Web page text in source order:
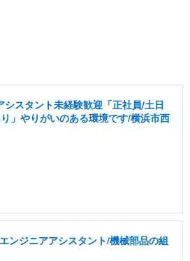
シスタント未経験歓迎「正社員/土日
」やりがいのある環境です/横浜市西
ンジニアアシスタント/機械部品の組